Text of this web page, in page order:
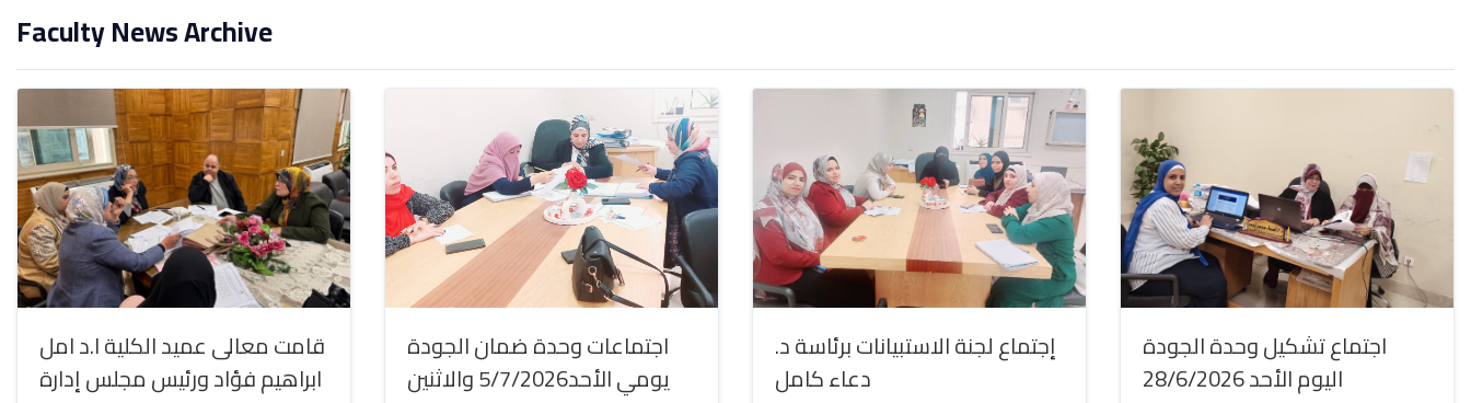
Faculty News Archive
قامت معالى عميد الكلية ا.د امل
ابراهيم فؤاد ورئيس مجلس إدارة
اجتماعات وحدة ضمان الجودة
يومي الأحد5/7/2026 والاثنين
إجتماع لجنة الاستبيانات برئاسة د.
دعاء كامل
اجتماع تشكيل وحدة الجودة
اليوم الأحد 28/6/2026